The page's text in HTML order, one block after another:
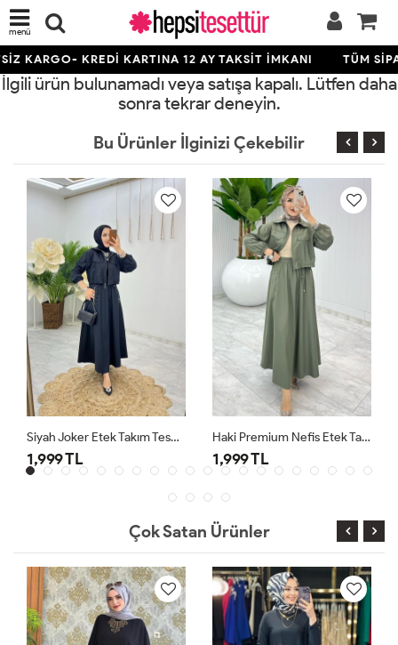
menü
KARGO- KREDİ KARTINA 12 AY TAKSİT İMKANI TÜM
İlgili ürün bulunamadı veya satışa kapalı. Lütfen daha
sonra tekrar deneyin.
Bu Ürünler İlginizi Çekebilir
Siyah Joker Etek Takım Tesettür Giyim
1,999 TL
Haki Premium Nefis Etek Takım
1,999 TL
Çok Satan Ürünler